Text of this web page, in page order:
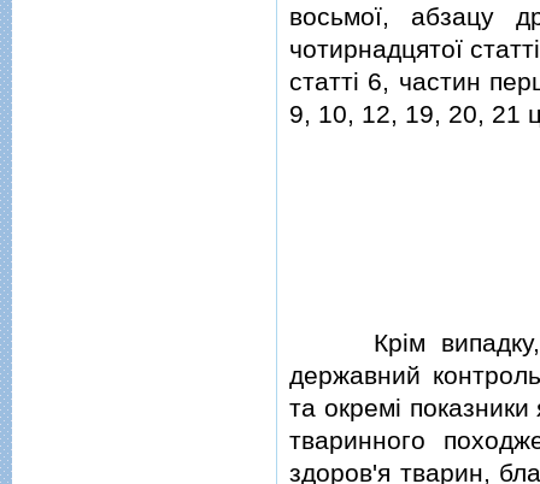
восьмої, абзацу
чотирнадцятої
статтi 6, частин
9, 10, 12, 19, 20, 21
Крiм випадку,
державний
та окремi показники
тваринного
здоров'я тварин,